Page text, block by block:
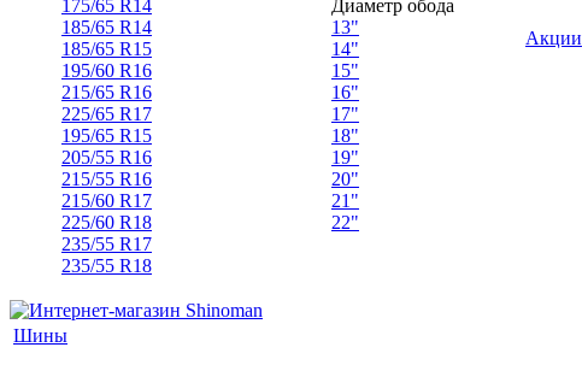
175/65 R14
185/65 R14
185/65 R15
195/60 R16
215/65 R16
225/65 R17
195/65 R15
205/55 R16
215/55 R16
215/60 R17
225/60 R18
235/55 R17
235/55 R18
Диаметр обода
13"
14"
15"
16"
17"
18"
19"
20"
21"
22"
Акции
Шины